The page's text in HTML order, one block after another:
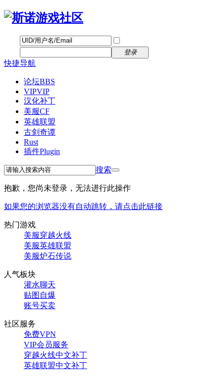
登录
快捷导航
论坛BBS
VIPVIP
汉化补丁
美服CF
英雄联盟
古剑奇谭
Rust
插件Plugin
搜索
抱歉，您尚未登录，无法进行此操作
如果您的浏览器没有自动跳转，请点击此链接
热门游戏
美服穿越火线
美服英雄联盟
美服炉石传说
人气板块
灌水聊天
贴图自爆
账号买卖
社区服务
免费VPN
VIP会员服务
穿越火线中文补丁
英雄联盟中文补丁